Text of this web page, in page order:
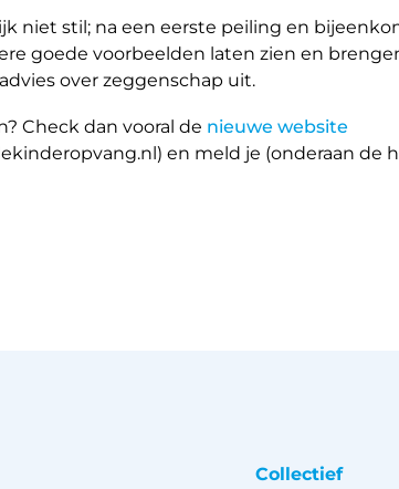
niet stil; na een eerste peiling en
goede voorbeelden laten zien en
over zeggenschap uit.
Check dan vooral de nieuwe website
en meld je (onderaan de
Collectief